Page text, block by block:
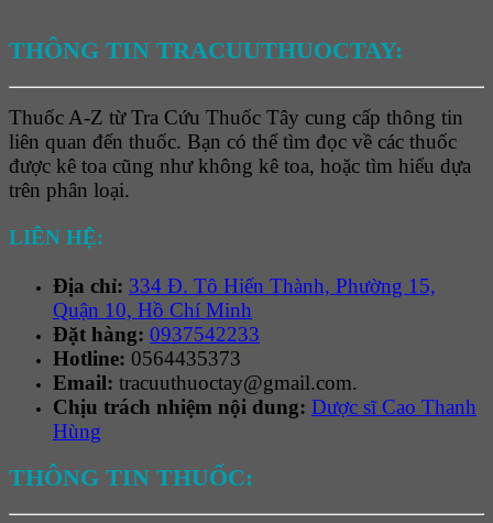
THÔNG TIN TRACUUTHUOCTAY:
Thuốc A-Z từ Tra Cứu Thuốc Tây cung cấp thông tin
liên quan đến thuốc. Bạn có thể tìm đọc về các thuốc
được kê toa cũng như không kê toa, hoặc tìm hiểu dựa
trên phân loại.
LIÊN HỆ:
Địa chỉ: 334 Đ. Tô Hiến Thành, Phường 15,
Quận 10, Hồ Chí Minh
Đặt hàng: 0937542233
Hotline: 0564435373
Email: tracuuthuoctay@gmail.com.
Chịu trách nhiệm nội dung: Dược sĩ Cao Thanh
Hùng
THÔNG TIN THUỐC: